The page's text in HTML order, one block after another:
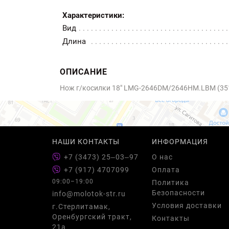
Характеристики:
Вид
Длина
ОПИСАНИЕ
Нож г/косилки 18" LMG-2646DM/2646HM.LBM
НАШИ КОНТАКТЫ
+7 (3473) 25‒03‒97
+7 (917) 4707099
09:00–19:00
info@molotok-str.ru
г.Стерлитамак,
Оренбургский тракт,
21а
ИНФОРМАЦИЯ
О нас
Оплата
Политика
Безопасности
Условия доставки
Контакты